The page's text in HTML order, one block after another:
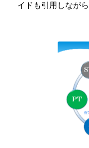
イドも引用しなが